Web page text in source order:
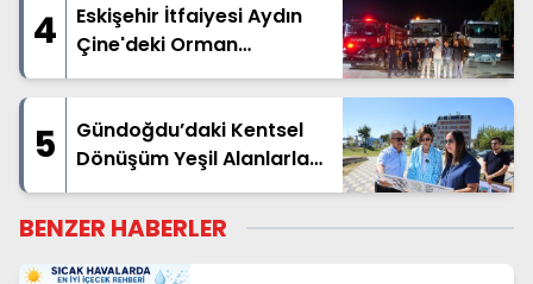
4
Eskişehir İtfaiyesi Aydın
Çine'deki Orman
Yangınına Destek İçin Yola
5
Gündoğdu’daki Kentsel
Dönüşüm Yeşil Alanlarla
Destekleniyor
BENZER HABERLER